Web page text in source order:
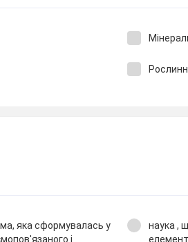
яка сформувалась у
і
наука ,